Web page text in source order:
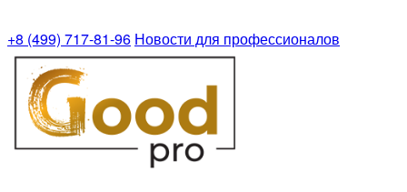
+8 (499) 717-81-96 Новости для профессионалов